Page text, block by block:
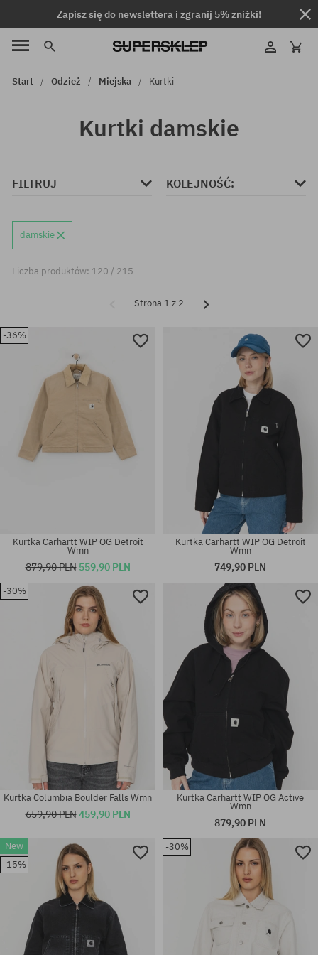
Zapisz się do newslettera i zgranij 5% zniżki!
Start Odzież Miejska Kurtki
Kurtki damskie
FILTRUJ KOLEJNOŚĆ:
damskie
Liczba produktów: 120 / 215
Strona 1 z 2
-36%
Dostępne rozmiary:
XS; S; M
Kurtka Carhartt WIP OG Detroit
Wmn
879,90 PLN 559,90 PLN
Dostępne rozmiary:
Kurtka Carhartt WIP OG Detroit
Wmn
749,90 PLN
-30%
Kurtka Columbia Boulder Falls Wmn
659,90 PLN459,90 PLN
Kurtka Carhartt WIP OG Active
Wmn
879,90 PLN
New
-15%
-30%